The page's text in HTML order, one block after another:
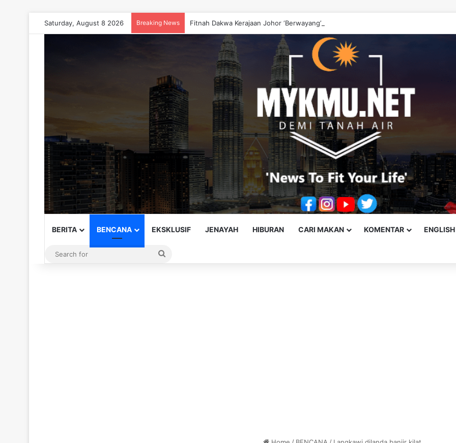
Saturday, August 8 2026 Breaking News Fitnah Dakwa Kerajaan Johor ‘Berwayang’ Perlu Diperbetulkan – Onn Hafiz
BERITA BENCANA EKSKLUSIF JENAYAH HIBURAN CARI MAKAN KOMENTAR